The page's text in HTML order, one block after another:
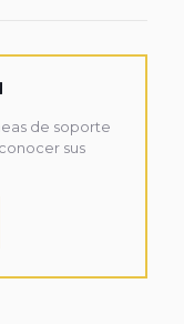
de soporte
sus